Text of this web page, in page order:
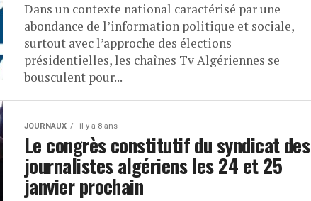
Dans un contexte national caractérisé par une
abondance de l’information politique et sociale,
surtout avec l’approche des élections
présidentielles, les chaînes Tv Algériennes se
bousculent pour...
JOURNAUX il y a 8 ans
Le congrès constitutif du syndicat des
journalistes algériens les 24 et 25
janvier prochain